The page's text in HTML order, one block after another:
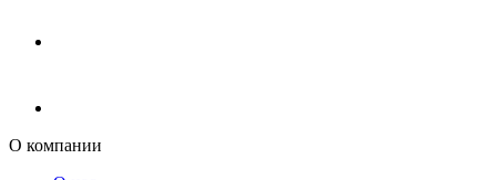
О компании